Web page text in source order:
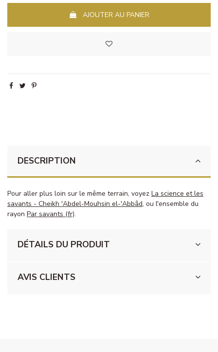
AJOUTER AU PANIER
DESCRIPTION
Pour aller plus loin sur le même terrain, voyez La science et les
savants - Cheikh 'Abdel-Mouhsin el-'Abbâd, ou l'ensemble du
rayon Par savants (fr).
DÉTAILS DU PRODUIT
AVIS CLIENTS